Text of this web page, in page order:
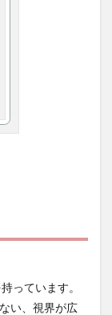
っています。
い、視界が広